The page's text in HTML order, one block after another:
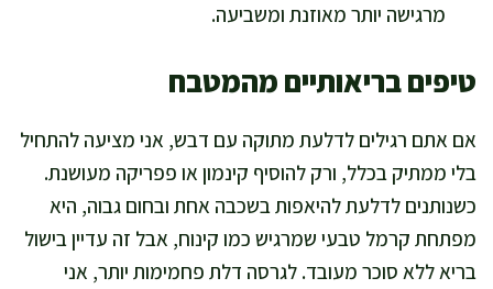
מרגישה יותר מאוזנת ומשביעה.
טיפים בריאותיים מהמטבח
אם אתם רגילים לדלעת מתוקה עם דבש, אני מציעה להתחיל
בלי ממתיק בכלל, ורק להוסיף קינמון או פפריקה מעושנת.
כשנותנים לדלעת להיאפות בשכבה אחת ובחום גבוה, היא
מפתחת קרמל טבעי שמרגיש כמו קינוח, אבל זה עדיין בישול
בריא ללא סוכר מעובד. לגרסה דלת פחמימות יותר, אני